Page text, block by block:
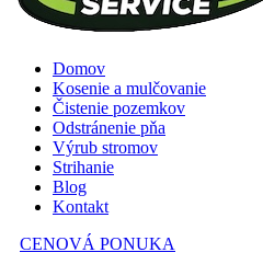
Domov
Kosenie a mulčovanie
Čistenie pozemkov
Odstránenie pňa
Výrub stromov
Strihanie
Blog
Kontakt
CENOVÁ PONUKA